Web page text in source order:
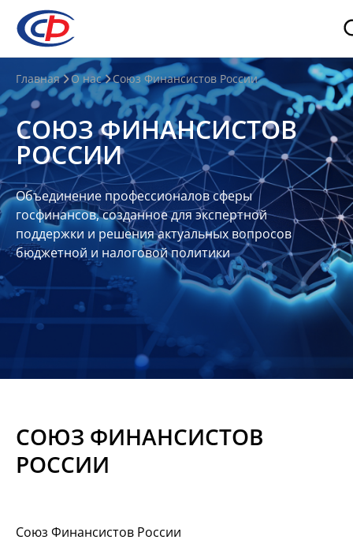
О
нас
О
СФР
Совет
Союза
Участники
Планы
отчеты
Контакты
Материалы
Главная О нас Союз Финансистов России
СОЮЗ ФИНАНСИСТОВ
РОССИИ
Объединение профессионалов сферы
госфинансов, созданное для экспертной
поддержки и решения актуальных вопросов
бюджетной и налоговой политики
СОЮЗ ФИНАНСИСТОВ
РОССИИ
Союз Финансистов России